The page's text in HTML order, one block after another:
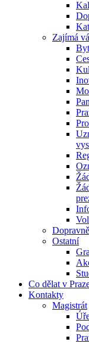
Zajímá
Ostatní
Co dělat v
Kontakty
Magistrát